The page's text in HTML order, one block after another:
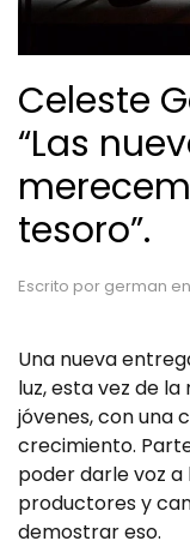
Celeste
“Las
tesoro”.
Escrito por german en
Una nueva
luz, esta vez de
jóvenes, con una
crecimiento.
poder darle voz a
productores y
demostrar eso.